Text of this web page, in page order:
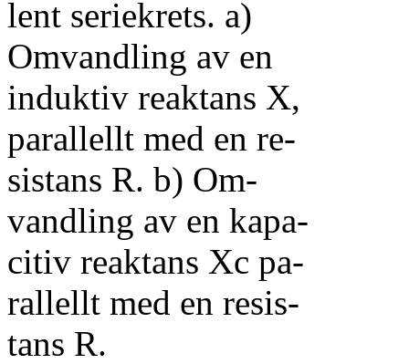
lent seriekrets. a)
Omvandling av en
induktiv reaktans X,
parallellt med en re-
sistans R. b) Om-
vandling av en kapa-
citiv reaktans Xc pa-
rallellt med en resis-
tans R.